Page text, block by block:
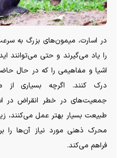
در اسارت، میمون‌های بزرگ به
را یاد می‌گیرند و حتی می‌توانند
اشیا و مفاهیمی را که در حال
درک کنند. اگرچه بسیاری از
جمعیت‌های در خطر انقراض در
طبیعت بسیار بهتر عمل می‌کنند،
محرک ذهنی مورد نیاز آن‌ها را
فراهم می‌کند.